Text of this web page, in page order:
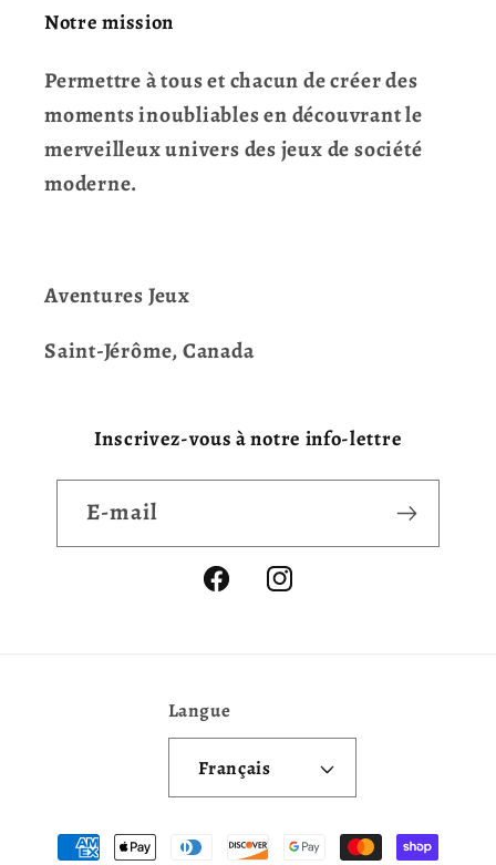
Notre mission
Permettre à tous et chacun de créer des
moments inoubliables en découvrant le
merveilleux univers des jeux de société
moderne.
Aventures Jeux
Saint-Jérôme, Canada
Inscrivez-vous à notre info-lettre
E-mail
FacebookInstagram
Langue
Français
Moyens